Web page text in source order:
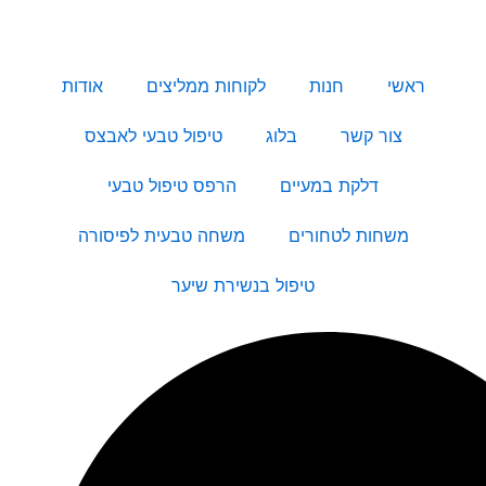
ראשי חנות לקוחות ממליצים אודות
צור קשר בלוג טיפול טבעי לאבצס
דלקת במעיים הרפס טיפול טבעי
משחות לטחורים משחה טבעית לפיסורה
טיפול בנשירת שיער